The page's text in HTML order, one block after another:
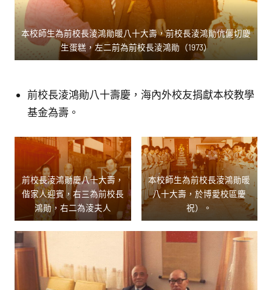
本校師生為前校長淩鴻勛暖八十大壽，前校長淩鴻勛伉儷切慶
生蛋糕，左二前為前校長淩鴻勛（1973）
前校長淩鴻勛八十壽慶，海內外校友捐獻本校教學
基金為壽。
前校長淩鴻勛慶八十大壽，
偕家人迎賓，右三為前校長
鴻勛，右二為淩夫人
本校師生為前校長淩鴻勛暖
八十大壽，於博愛校區慶
祝）。